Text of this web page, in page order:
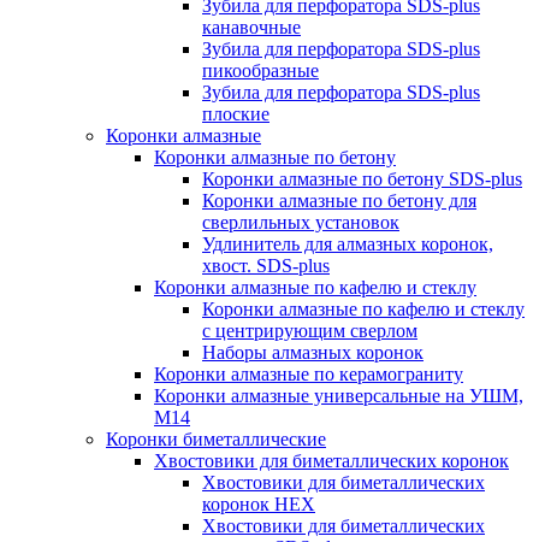
Зубила для перфоратора SDS-plus
канавочные
Зубила для перфоратора SDS-plus
пикообразные
Зубила для перфоратора SDS-plus
плоские
Коронки алмазные
Коронки алмазные по бетону
Коронки алмазные по бетону SDS-plus
Коронки алмазные по бетону для
сверлильных установок
Удлинитель для алмазных коронок,
хвост. SDS-plus
Коронки алмазные по кафелю и стеклу
Коронки алмазные по кафелю и стеклу
c центрирующим сверлом
Наборы алмазных коронок
Коронки алмазные по керамограниту
Коронки алмазные универсальные на УШМ,
М14
Коронки биметаллические
Хвостовики для биметаллических коронок
Хвостовики для биметаллических
коронок HEX
Хвостовики для биметаллических